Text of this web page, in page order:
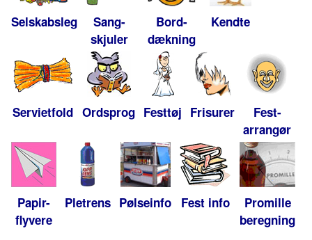
Selskabsleg
Sang-
skjuler
Bord-
dækning
Kendte
Servietfold Ordsprog Festtøj Frisurer
Fest-
arrangør
Papir-
flyvere
Pletrens Pølseinfo Fest info
Promille
beregning